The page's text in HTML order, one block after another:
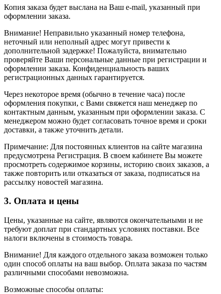
Копия заказа будет выслана на Ваш e-mail, указанный при
оформлении заказа.
Внимание! Неправильно указанный номер телефона,
неточный или неполный адрес могут привести к
дополнительной задержке! Пожалуйста, внимательно
проверяйте Ваши персональные данные при регистрации и
оформлении заказа. Конфиденциальность ваших
регистрационных данных гарантируется.
Через некоторое время (обычно в течение часа) после
оформления покупки, с Вами свяжется наш менеджер по
контактным данным, указанным при оформлении заказа. С
менеджером можно будет согласовать точное время и сроки
доставки, а также уточнить детали.
Примечание: Для постоянных клиентов на сайте магазина
предусмотрена Регистрация. В своем кабинете Вы можете
просмотреть содержимое корзины, историю своих заказов, а
также повторить или отказаться от заказа, подписаться на
рассылку новостей магазина.
3. Оплата и цены
Цены, указанные на сайте, являются окончательными и не
требуют доплат при стандартных условиях поставки. Все
налоги включены в стоимость товара.
Внимание! Для каждого отдельного заказа возможен только
один способ оплаты на ваш выбор. Оплата заказа по частям
различными способами невозможна.
Возможные способы оплаты: